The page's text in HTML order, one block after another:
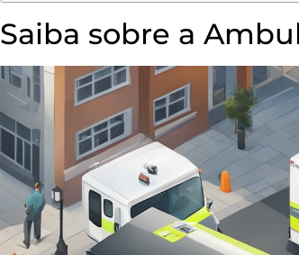
Saiba sobre a